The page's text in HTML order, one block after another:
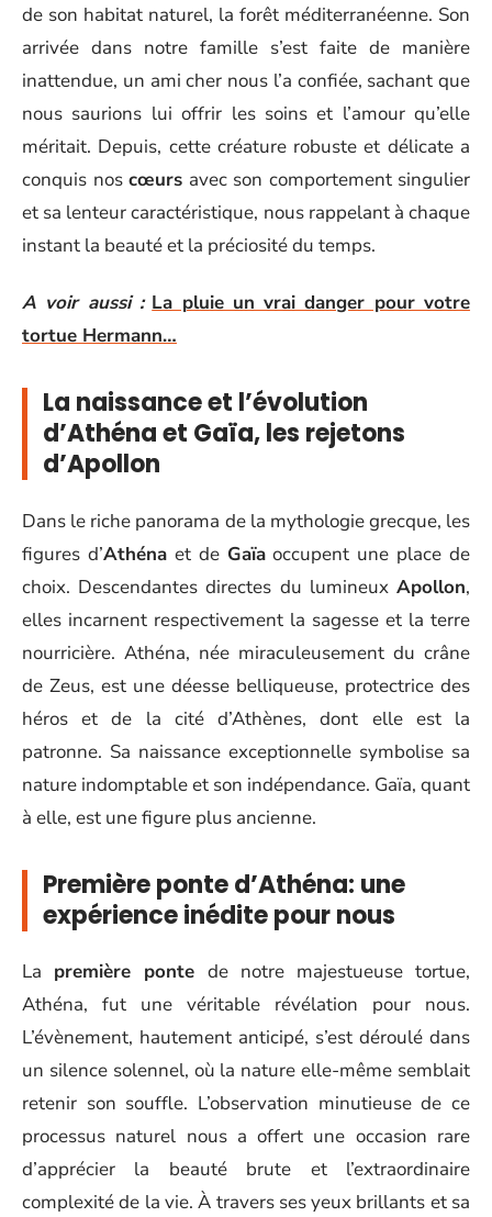
de son habitat naturel, la forêt méditerranéenne. Son
arrivée dans notre famille s’est faite de manière
inattendue, un ami cher nous l’a confiée, sachant que
nous saurions lui offrir les soins et l’amour qu’elle
méritait. Depuis, cette créature robuste et délicate a
conquis nos cœurs avec son comportement singulier
et sa lenteur caractéristique, nous rappelant à chaque
instant la beauté et la préciosité du temps.
A voir aussi : La pluie un vrai danger pour votre
tortue Hermann…
La naissance et l’évolution
d’Athéna et Gaïa, les rejetons
d’Apollon
Dans le riche panorama de la mythologie grecque, les
figures d’Athénaet de Gaïaoccupent une place de
choix. Descendantes directes du lumineux Apollon,
elles incarnent respectivement la sagesse et la terre
nourricière. Athéna, née miraculeusement du crâne
de Zeus, est une déesse belliqueuse, protectrice des
héros et de la cité d’Athènes, dont elle est la
patronne. Sa naissance exceptionnelle symbolise sa
nature indomptable et son indépendance. Gaïa, quant
à elle, est une figure plus ancienne.
Première ponte d’Athéna: une
expérience inédite pour nous
La première ponte de notre majestueuse tortue,
Athéna, fut une véritable révélation pour nous.
L’évènement, hautement anticipé, s’est déroulé dans
un silence solennel, où la nature elle-même semblait
retenir son souffle. L’observation minutieuse de ce
processus naturel nous a offert une occasion rare
d’apprécier la beauté brute et l’extraordinaire
complexité de la vie. À travers ses yeux brillants et sa